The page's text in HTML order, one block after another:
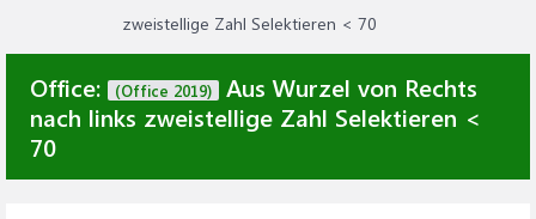
zweistellige Zahl Selektieren < 70
Office: (Office 2019)
Aus Wurzel von Rechts
nach links zweistellige Zahl Selektieren <
70